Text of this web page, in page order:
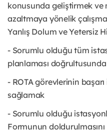
konusunda geliştirmek ve
azaltmaya yönelik
Yanlış Dolum ve Yetersiz
- Sorumlu olduğu tüm
planlaması
- ROTA görevlerinin
sağlamak
- Sorumlu olduğu
Formunun